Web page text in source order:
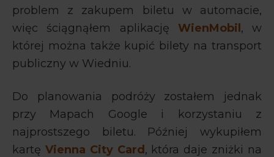
problem z zakupem biletu w automacie,
więc ściągnąłem aplikację WienMobil , w
której można także kupić bilety na transport
publiczny w Wiedniu.
Do planowania podróży zostałem jednak
przy Mapach Google i korzystaniu z
najprostszego biletu. Później wykupiłem
kartę Vienna City Card , która daje zniżki na